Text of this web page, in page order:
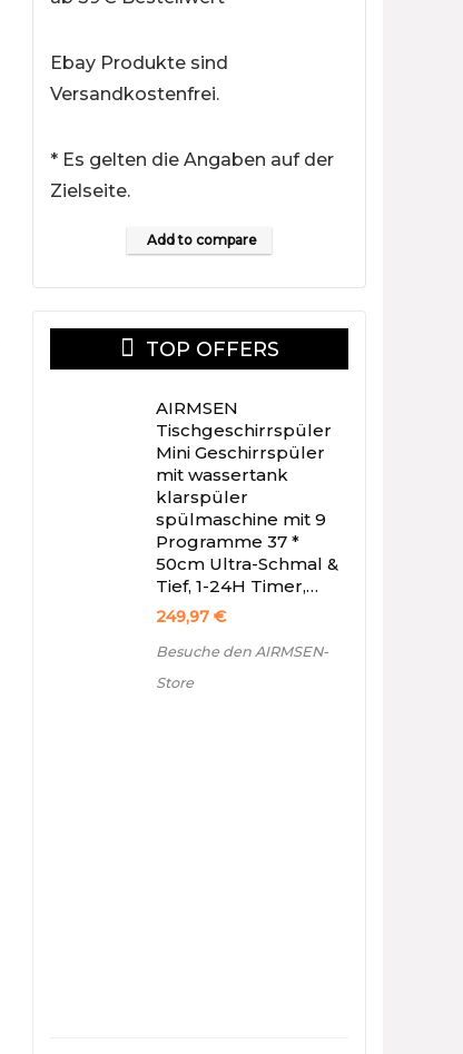
Ebay Produkte sind
Versandkostenfrei.
* Es gelten die Angaben auf der
Zielseite.
Add to compare
TOP OFFERS
AIRMSEN
Tischgeschirrspüler
Mini Geschirrspüler
mit wassertank
klarspüler
spülmaschine mit 9
Programme 37 *
50cm Ultra-Schmal &
Tief, 1-24H Timer,…
249,97 €
Besuche den AIRMSEN-
Store